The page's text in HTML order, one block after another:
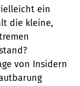
ein
die kleine,
von Insidern